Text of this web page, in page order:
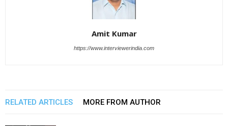
Amit Kumar
https://www.interviewerindia.com
RELATED ARTICLES MORE FROM AUTHOR